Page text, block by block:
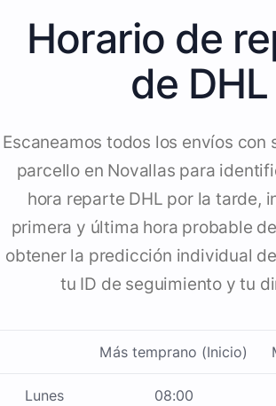
Horario de
de DHL
Escaneamos todos los envíos con
parcello en Novallas para
hora reparte DHL por la tarde,
primera y última hora probable
obtener la predicción individual
tu ID de seguimiento y tu
Más temprano (Inicio)
Lunes 08:00